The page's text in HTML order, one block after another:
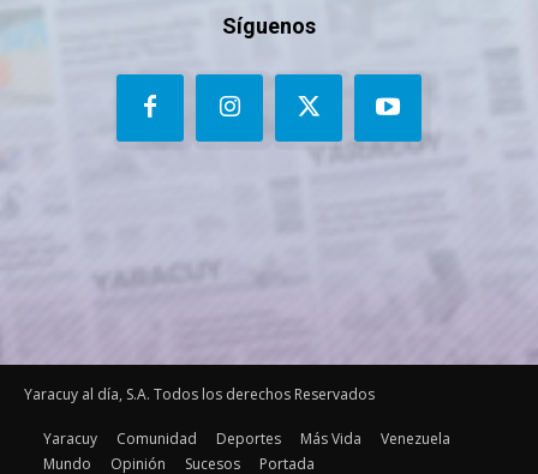
Síguenos
Yaracuy al día, S.A. Todos los derechos Reservados
Yaracuy Comunidad Deportes Más Vida
Venezuela
Mundo
Opinión Sucesos Portada